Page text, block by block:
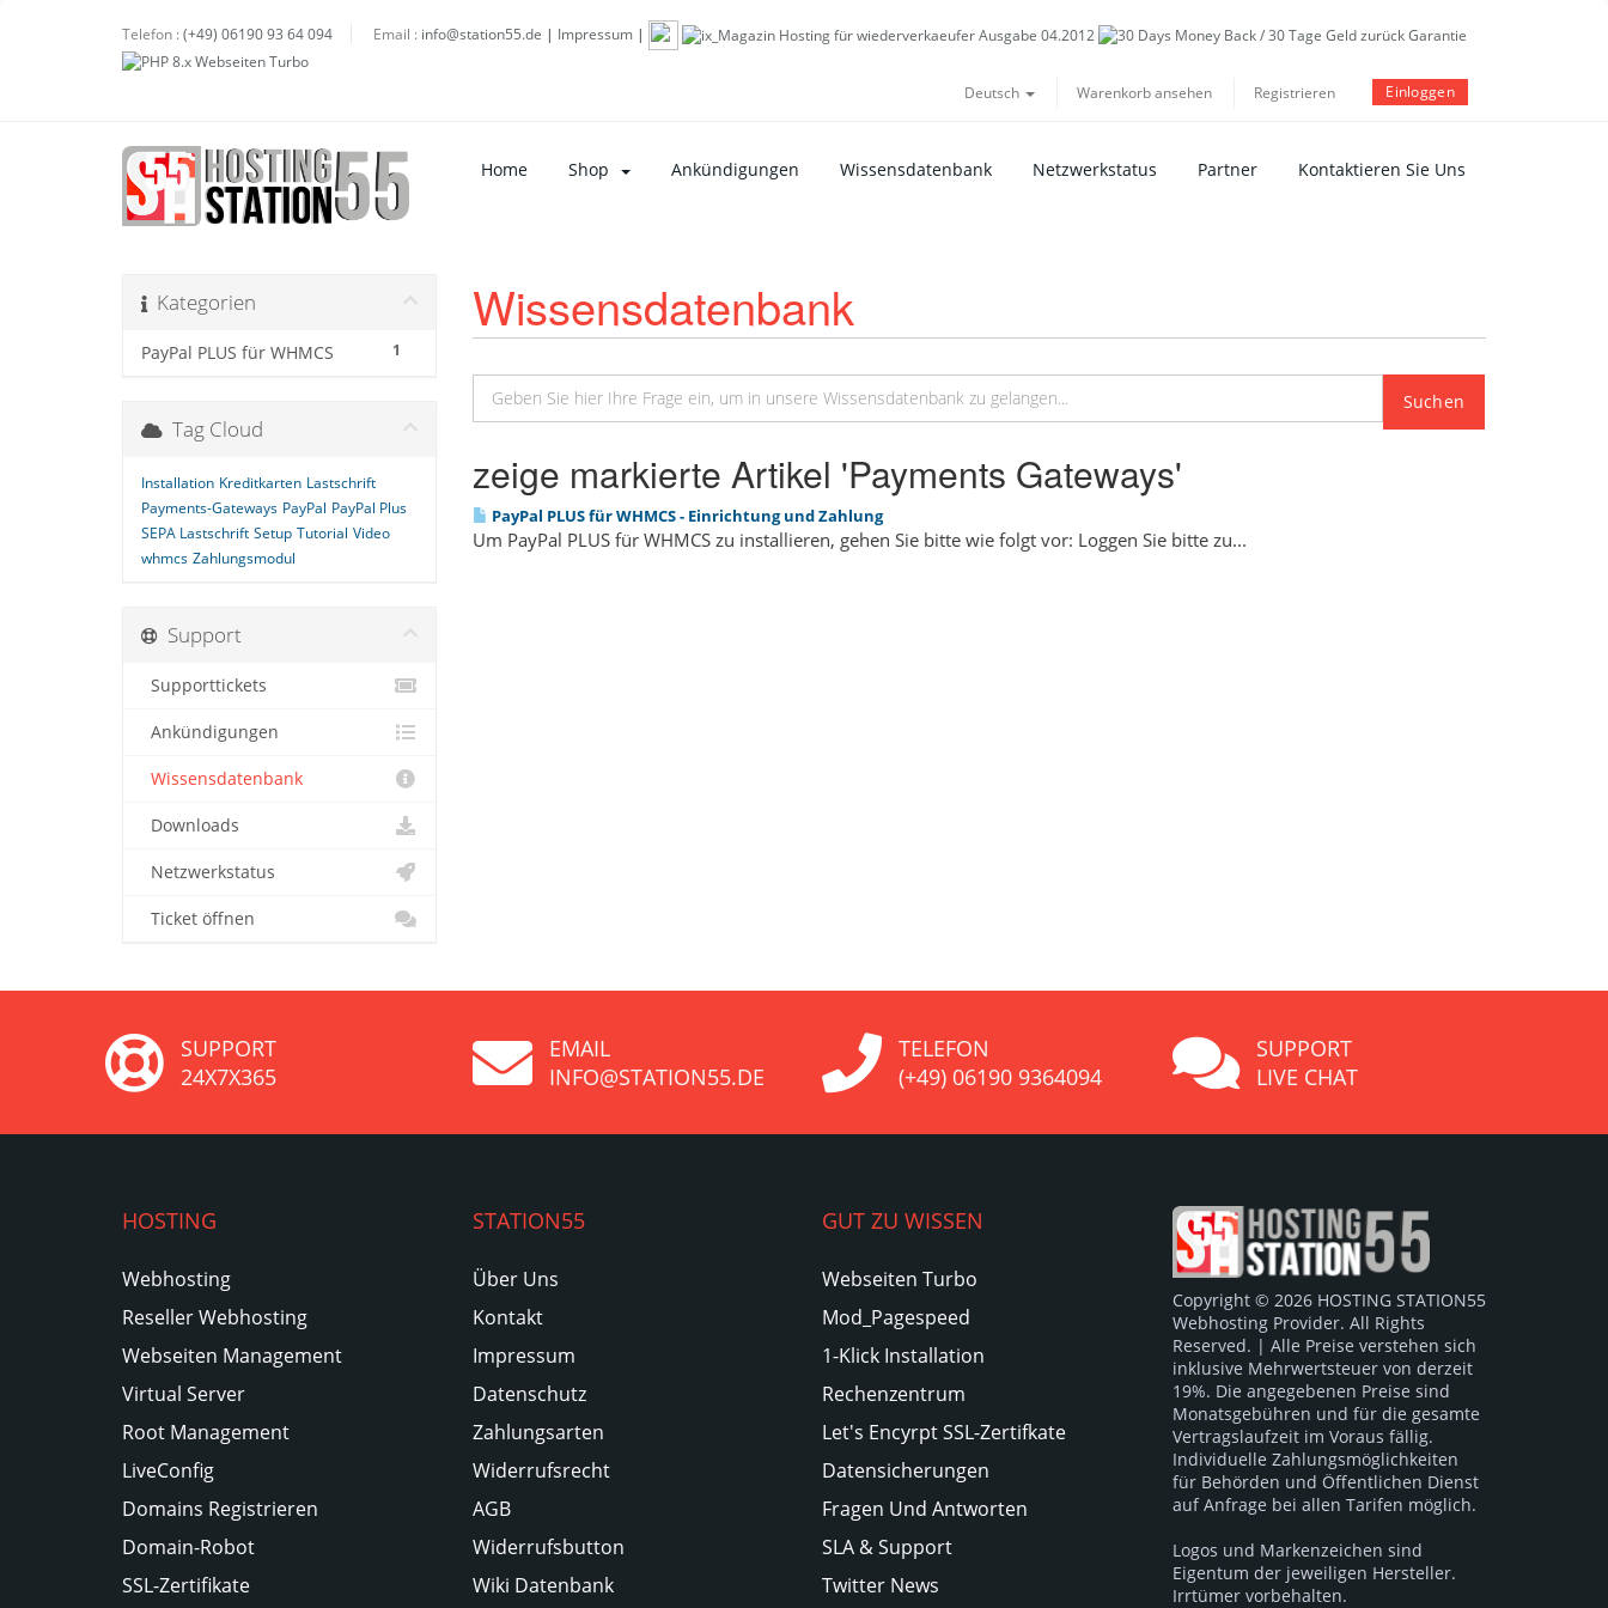
Telefon : (+49) 06190 93 64 094 Email : info@station55.de | Impressum |
Deutsch Warenkorb ansehen Registrieren Einloggen
Home Shop Ankündigungen Wissensdatenbank Netzwerkstatus Partner Kontaktieren Sie Uns
Wissensdatenbank
Kategorien
1
PayPal PLUS für WHMCS
zeige markierte Artikel 'Payments Gateways'
PayPal PLUS für WHMCS - Einrichtung und Zahlung
Um PayPal PLUS für WHMCS zu installieren, gehen Sie bitte wie folgt vor: Loggen Sie bitte zu...
Tag Cloud
Installation Kreditkarten Lastschrift
Payments-Gateways PayPal PayPal Plus
SEPA Lastschrift Setup Tutorial Video
whmcs Zahlungsmodul
Support
Supporttickets
Ankündigungen
Wissensdatenbank
Downloads
Netzwerkstatus
Ticket öffnen
SUPPORT
24X7X365
EMAIL
INFO@STATION55.DE
TELEFON
(+49) 06190 9364094
SUPPORT
LIVE CHAT
HOSTING
Webhosting
Reseller Webhosting
Webseiten Management
Virtual Server
Root Management
LiveConfig
Domains Registrieren
Domain-Robot
SSL-Zertifikate
STATION55
Über Uns
Kontakt
Impressum
Datenschutz
Zahlungsarten
Widerrufsrecht
AGB
Widerrufsbutton
Wiki Datenbank
GUT ZU WISSEN
Webseiten Turbo
Mod_Pagespeed
1-Klick Installation
Rechenzentrum
Let's Encyrpt SSL-Zertifkate
Datensicherungen
Fragen Und Antworten
SLA & Support
Twitter News
Copyright © 2026 HOSTING STATION55
Webhosting Provider. All Rights
Reserved. | Alle Preise verstehen sich
inklusive Mehrwertsteuer von derzeit
19%. Die angegebenen Preise sind
Monatsgebühren und für die gesamte
Vertragslaufzeit im Voraus fällig.
Individuelle Zahlungsmöglichkeiten
für Behörden und Öffentlichen Dienst
auf Anfrage bei allen Tarifen möglich.
Logos und Markenzeichen sind
Eigentum der jeweiligen Hersteller.
Irrtümer vorbehalten.